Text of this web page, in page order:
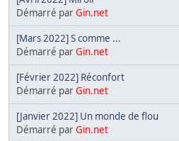
Démarré parGin.net
[Mars 2022] S comme ...
Démarré parGin.net
[Février 2022] Réconfort
Démarré parGin.net
[Janvier 2022] Un monde de flou
Démarré parGin.net